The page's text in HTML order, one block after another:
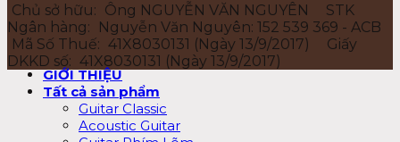
Chủ sở hữu: Ông NGUYỄN VĂN NGUYÊN
STK
Ngân hàng:
Nguyễn Văn Nguyên: 152 539 369 - ACB
Mã Số Thuế: 41X8030131 (Ngày 13/9/2017)
Giấy
DKKD số: 41X8030131 (Ngày 13/9/2017)
GIỚI THIỆU
Tất cả sản phẩm
Guitar Classic
Acoustic Guitar